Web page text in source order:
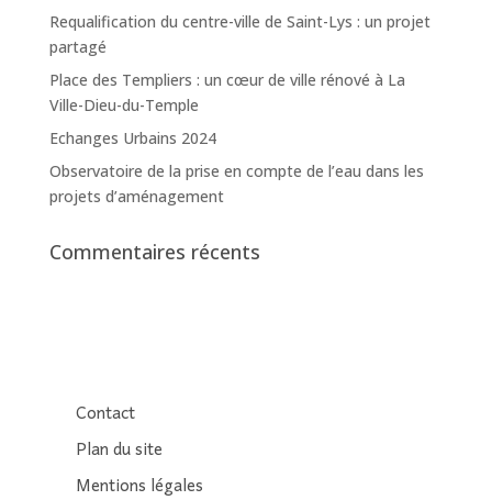
Requalification du centre-ville de Saint-Lys : un projet
partagé
Place des Templiers : un cœur de ville rénové à La
Ville-Dieu-du-Temple
Echanges Urbains 2024
Observatoire de la prise en compte de l’eau dans les
projets d’aménagement
Commentaires récents
Contact
Plan du site
Mentions légales